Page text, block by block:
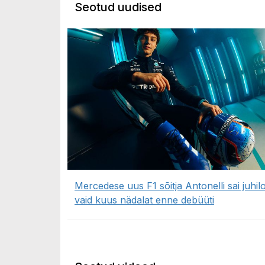
Seotud uudised
Mercedese uus F1 sõitja Antonelli sai
vaid kuus nädalat enne debüüti